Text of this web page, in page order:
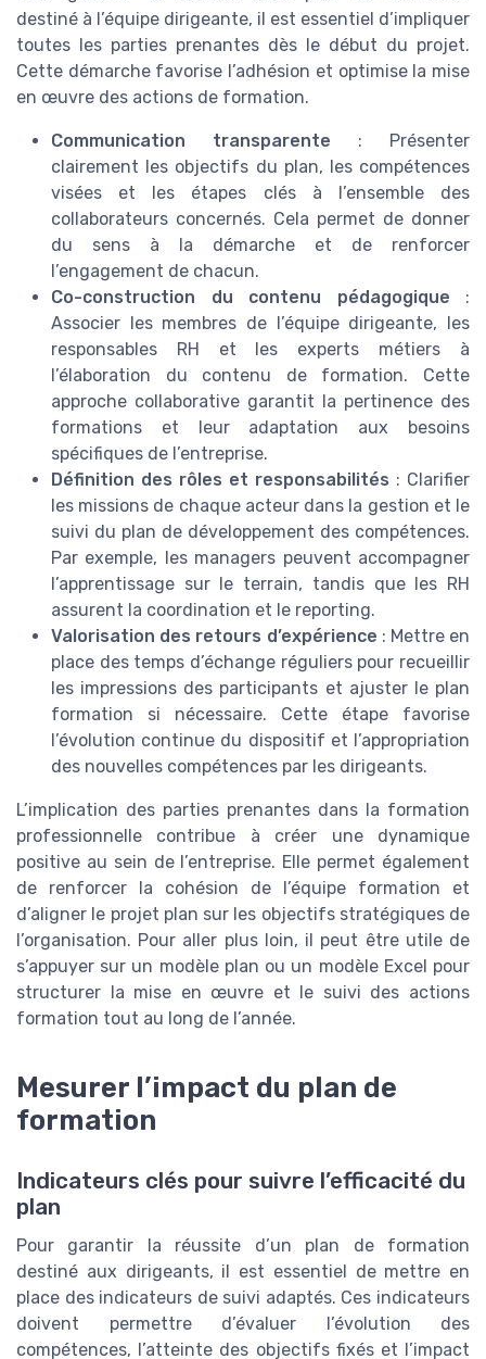
destiné à l’équipe dirigeante, il est essentiel d’impliquer
toutes les parties prenantes dès le début du projet.
Cette démarche favorise l’adhésion et optimise la mise
en œuvre des actions de formation.
Communication transparente : Présenter
clairement les objectifs du plan, les compétences
visées et les étapes clés à l’ensemble des
collaborateurs concernés. Cela permet de donner
du sens à la démarche et de renforcer
l’engagement de chacun.
Co-construction du contenu pédagogique :
Associer les membres de l’équipe dirigeante, les
responsables RH et les experts métiers à
l’élaboration du contenu de formation. Cette
approche collaborative garantit la pertinence des
formations et leur adaptation aux besoins
spécifiques de l’entreprise.
Définition des rôles et responsabilités : Clarifier
les missions de chaque acteur dans la gestion et le
suivi du plan de développement des compétences.
Par exemple, les managers peuvent accompagner
l’apprentissage sur le terrain, tandis que les RH
assurent la coordination et le reporting.
Valorisation des retours d’expérience : Mettre en
place des temps d’échange réguliers pour recueillir
les impressions des participants et ajuster le plan
formation si nécessaire. Cette étape favorise
l’évolution continue du dispositif et l’appropriation
des nouvelles compétences par les dirigeants.
L’implication des parties prenantes dans la formation
professionnelle contribue à créer une dynamique
positive au sein de l’entreprise. Elle permet également
de renforcer la cohésion de l’équipe formation et
d’aligner le projet plan sur les objectifs stratégiques de
l’organisation. Pour aller plus loin, il peut être utile de
s’appuyer sur un modèle plan ou un modèle Excel pour
structurer la mise en œuvre et le suivi des actions
formation tout au long de l’année.
Mesurer l’impact du plan de
formation
Indicateurs clés pour suivre l’efficacité du
plan
Pour garantir la réussite d’un plan de formation
destiné aux dirigeants, il est essentiel de mettre en
place des indicateurs de suivi adaptés. Ces indicateurs
doivent permettre d’évaluer l’évolution des
compétences, l’atteinte des objectifs fixés et l’impact